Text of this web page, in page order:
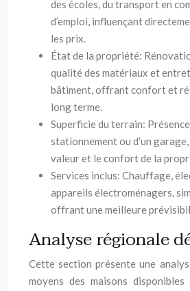
des écoles, du transport en
d’emploi, influençant
les prix.
État de la propriété:
qualité des matériaux et
bâtiment, offrant confort et
long terme.
Superficie du terrain: Présence
stationnement ou d’un
valeur et le confort de la
Services inclus: Chauffage,
appareils électroménagers,
offrant une meilleure
Analyse régionale
Cette section présente une
moyens des maisons